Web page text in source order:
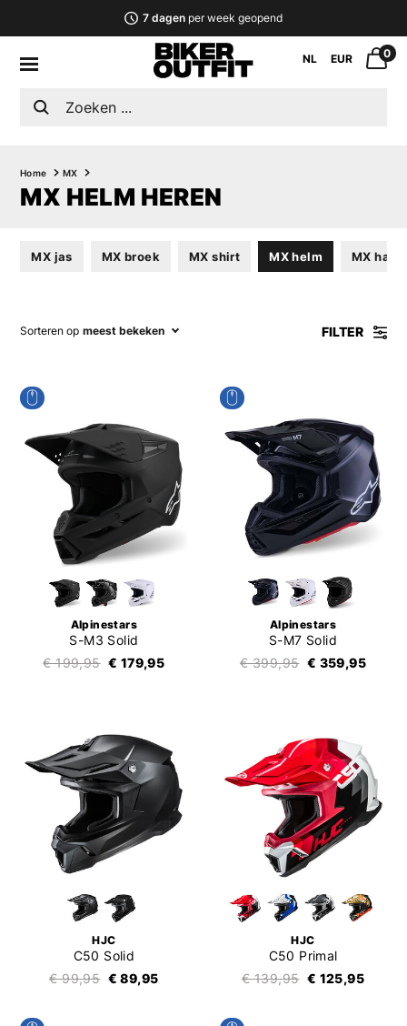
7 dagenper week geopend
NL EUR 0
Home MX
MX HELM HEREN
MX jas MX broek MX shirt MX helm MX
Sorteren op meest bekeken FILTER
Alpinestars
S-M3 Solid
€ 199,95 € 179,95
Alpinestars
S-M7 Solid
€ 399,95 € 359,95
HJC
C50 Solid
€ 99,95 € 89,95
HJC
C50 Primal
€ 139,95 € 125,95